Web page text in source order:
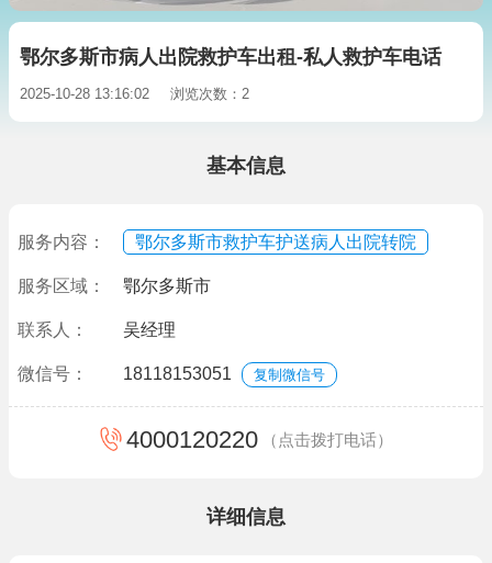
鄂尔多斯市病人出院救护车出租-私人救护车电话
2025-10-28 13:16:02 浏览次数：2
基本信息
服务内容： 鄂尔多斯市救护车护送病人出院转院
服务区域： 鄂尔多斯市
联系人： 吴经理
微信号： 18118153051 复制微信号
4000120220 （点击拨打电话）
详细信息